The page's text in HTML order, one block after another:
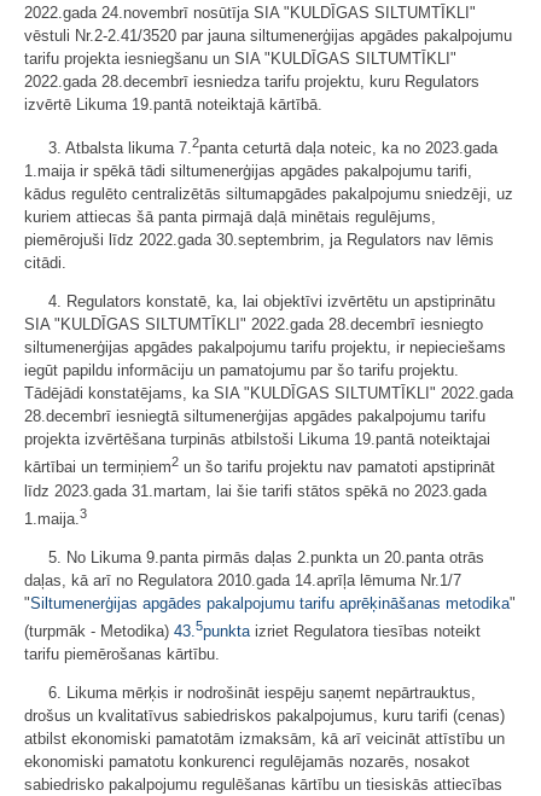
2022.gada 24.novembrī nosūtīja SIA "KULDĪGAS SILTUMTĪKLI"
vēstuli Nr.2-2.41/3520 par jauna siltumenerģijas apgādes pakalpojumu
tarifu projekta iesniegšanu un SIA "KULDĪGAS SILTUMTĪKLI"
2022.gada 28.decembrī iesniedza tarifu projektu, kuru Regulators
izvērtē Likuma 19.pantā noteiktajā kārtībā.
3. Atbalsta likuma 7.2panta ceturtā daļa noteic, ka no 2023.gada
1.maija ir spēkā tādi siltumenerģijas apgādes pakalpojumu tarifi,
kādus regulēto centralizētās siltumapgādes pakalpojumu sniedzēji, uz
kuriem attiecas šā panta pirmajā daļā minētais regulējums,
piemērojuši līdz 2022.gada 30.septembrim, ja Regulators nav lēmis
citādi.
4. Regulators konstatē, ka, lai objektīvi izvērtētu un apstiprinātu
SIA "KULDĪGAS SILTUMTĪKLI" 2022.gada 28.decembrī iesniegto
siltumenerģijas apgādes pakalpojumu tarifu projektu, ir nepieciešams
iegūt papildu informāciju un pamatojumu par šo tarifu projektu.
Tādējādi konstatējams, ka SIA "KULDĪGAS SILTUMTĪKLI" 2022.gada
28.decembrī iesniegtā siltumenerģijas apgādes pakalpojumu tarifu
projekta izvērtēšana turpinās atbilstoši Likuma 19.pantā noteiktajai
kārtībai un termiņiem2 un šo tarifu projektu nav pamatoti apstiprināt
līdz 2023.gada 31.martam, lai šie tarifi stātos spēkā no 2023.gada
1.maija. 3
5. No Likuma 9.panta pirmās daļas 2.punkta un 20.panta otrās
daļas, kā arī no Regulatora 2010.gada 14.aprīļa lēmuma Nr.1/7
"Siltumenerģijas apgādes pakalpojumu tarifu aprēķināšanas metodika"
(turpmāk - Metodika) 43.5punktaizriet Regulatora tiesības noteikt
tarifu piemērošanas kārtību.
6. Likuma mērķis ir nodrošināt iespēju saņemt nepārtrauktus,
drošus un kvalitatīvus sabiedriskos pakalpojumus, kuru tarifi (cenas)
atbilst ekonomiski pamatotām izmaksām, kā arī veicināt attīstību un
ekonomiski pamatotu konkurenci regulējamās nozarēs, nosakot
sabiedrisko pakalpojumu regulēšanas kārtību un tiesiskās attiecības